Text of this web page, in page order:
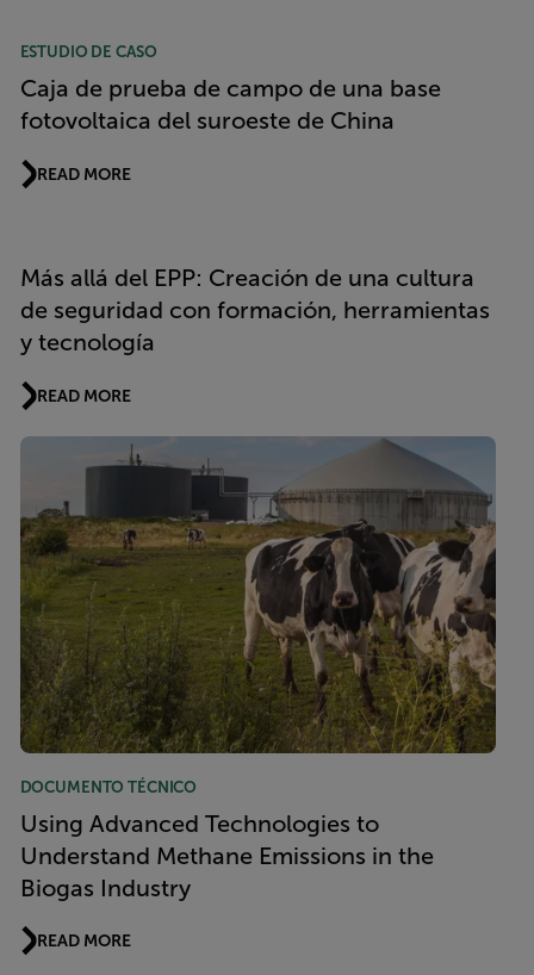
ESTUDIO DE CASO
Caja de prueba de campo de una base
fotovoltaica del suroeste de China
READ MORE
Más allá del EPP: Creación de una cultura
de seguridad con formación, herramientas
y tecnología
READ MORE
DOCUMENTO TÉCNICO
Using Advanced Technologies to
Understand Methane Emissions in the
Biogas Industry
READ MORE